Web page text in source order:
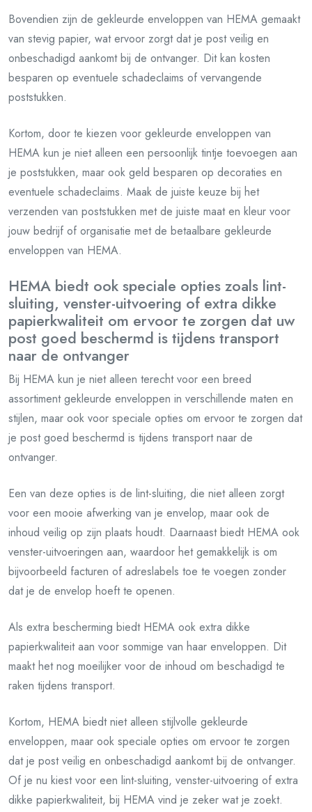
Bovendien zijn de gekleurde enveloppen van HEMA gemaakt
van stevig papier, wat ervoor zorgt dat je post veilig en
onbeschadigd aankomt bij de ontvanger. Dit kan kosten
besparen op eventuele schadeclaims of vervangende
poststukken.
Kortom, door te kiezen voor gekleurde enveloppen van
HEMA kun je niet alleen een persoonlijk tintje toevoegen aan
je poststukken, maar ook geld besparen op decoraties en
eventuele schadeclaims. Maak de juiste keuze bij het
verzenden van poststukken met de juiste maat en kleur voor
jouw bedrijf of organisatie met de betaalbare gekleurde
enveloppen van HEMA.
HEMA biedt ook speciale opties zoals lint-
sluiting, venster-uitvoering of extra dikke
papierkwaliteit om ervoor te zorgen dat uw
post goed beschermd is tijdens transport
naar de ontvanger
Bij HEMA kun je niet alleen terecht voor een breed
assortiment gekleurde enveloppen in verschillende maten en
stijlen, maar ook voor speciale opties om ervoor te zorgen dat
je post goed beschermd is tijdens transport naar de
ontvanger.
Een van deze opties is de lint-sluiting, die niet alleen zorgt
voor een mooie afwerking van je envelop, maar ook de
inhoud veilig op zijn plaats houdt. Daarnaast biedt HEMA ook
venster-uitvoeringen aan, waardoor het gemakkelijk is om
bijvoorbeeld facturen of adreslabels toe te voegen zonder
dat je de envelop hoeft te openen.
Als extra bescherming biedt HEMA ook extra dikke
papierkwaliteit aan voor sommige van haar enveloppen. Dit
maakt het nog moeilijker voor de inhoud om beschadigd te
raken tijdens transport.
Kortom, HEMA biedt niet alleen stijlvolle gekleurde
enveloppen, maar ook speciale opties om ervoor te zorgen
dat je post veilig en onbeschadigd aankomt bij de ontvanger.
Of je nu kiest voor een lint-sluiting, venster-uitvoering of extra
dikke papierkwaliteit, bij HEMA vind je zeker wat je zoekt.